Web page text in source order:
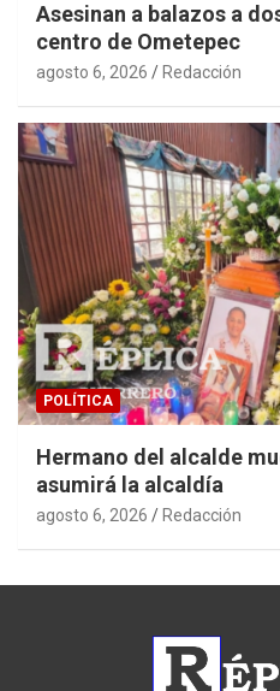
Asesinan a balazos a
centro de Ometepec
agosto 6, 2026 Redacción
POLÍTICA
Hermano del alcalde
asumirá la alcaldía
agosto 6, 2026 Redacción